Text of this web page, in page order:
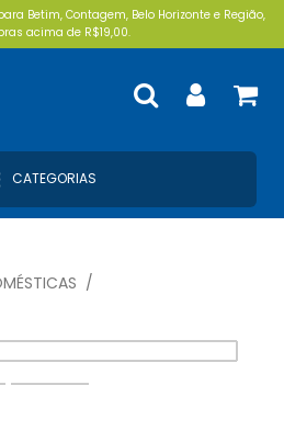
Betim, Contagem, Belo Horizonte e Região,
acima de R$19,00.
CATEGORIAS